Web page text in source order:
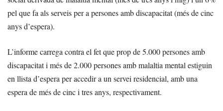
pel que fa als serveis per a persones amb discapacitat (més de cinc
anys d’espera).
L’informe carrega contra el fet que prop de 5.000 persones amb
discapacitat i més de 2.000 persones amb malaltia mental estiguin
en llista d’espera per accedir a un servei residencial, amb una
espera de més de cinc i tres anys, respectivament.